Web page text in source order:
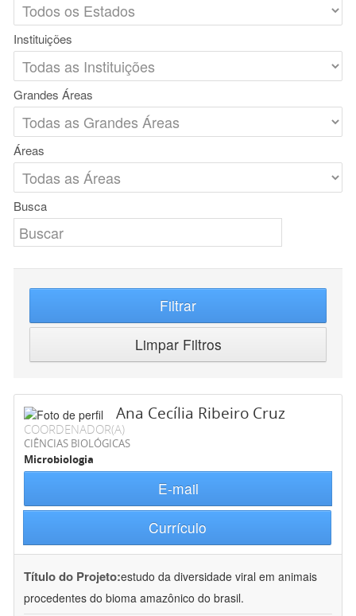
Instituições
Grandes Áreas
Áreas
Busca
Filtrar
Limpar Filtros
Ana Cecília Ribeiro Cruz
COORDENADOR(A)
CIÊNCIAS BIOLÓGICAS
Microbiologia
E-mail
Currículo
Título do Projeto:estudo da diversidade viral em animais
procedentes do bioma amazônico do brasil.